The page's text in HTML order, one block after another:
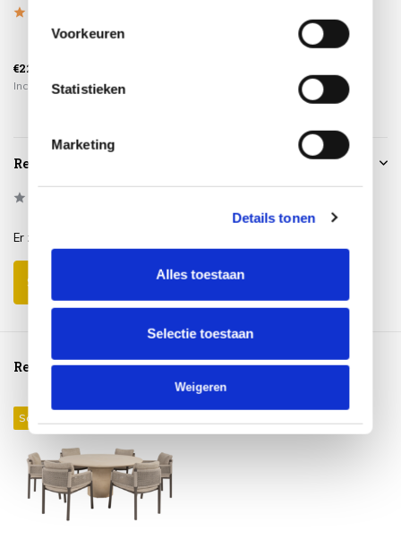
Voorkeuren
Statistieken
Marketing
Details tonen
Alles toestaan
Selectie toestaan
Weigeren
€225,00
Incl. btw
€2.708,00
Incl. btw
Reviews
Er zijn nog geen reviews geschreven over dit product..
Schrijf je eigen review
Reeds bekeken
Sale 23%